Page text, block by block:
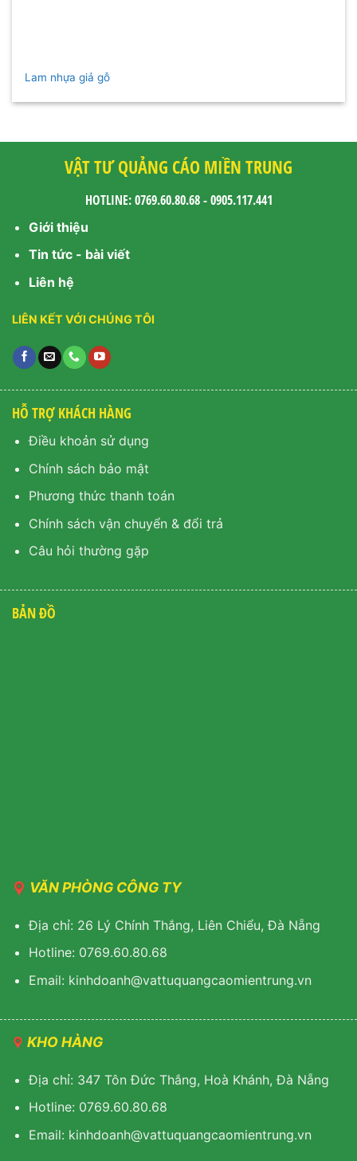
Lam nhựa giả gỗ
VẬT TƯ QUẢNG CÁO MIỀN TRUNG
HOTLINE: 0769.60.80.68 - 0905.117.441
Giới thiệu
Tin tức - bài viết
Liên hệ
LIÊN KẾT VỚI CHÚNG TÔI
HỖ TRỢ KHÁCH HÀNG
Điều khoản sử dụng
Chính sách bảo mật
Phương thức thanh toán
Chính sách vận chuyển & đổi trả
Câu hỏi thường gặp
BẢN ĐỒ
VĂN PHÒNG CÔNG TY
Địa chỉ: 26 Lý Chính Thắng, Liên Chiểu, Đà Nẵng
Hotline: 0769.60.80.68
Email: kinhdoanh@vattuquangcaomientrung.vn
KHO HÀNG
Địa chỉ: 347 Tôn Đức Thắng, Hoà Khánh, Đà Nẵng
Hotline: 0769.60.80.68
Email: kinhdoanh@vattuquangcaomientrung.vn